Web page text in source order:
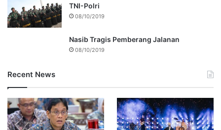
TNI-Polri
08/10/2019
Nasib Tragis Pemberang Jalanan
08/10/2019
Recent News